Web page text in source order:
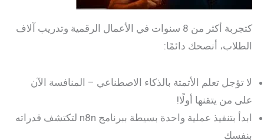
كتجربة أكثر من 8 سنوات في الأعمال الرقمية وتدريب آلاف
الطلاب، أنصحك دائمًا:
لا تؤجل تعلم الأتمتة بالذكاء الاصطناعي – المنافسة الآن
على من يتقنها أولًا!
ابدأ بتنفيذ عملية واحدة بسيطة ببرنامج n8n لتكتشف قدراته
بنفسك